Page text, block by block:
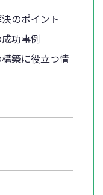
のポイント
功事例
築に役立つ情